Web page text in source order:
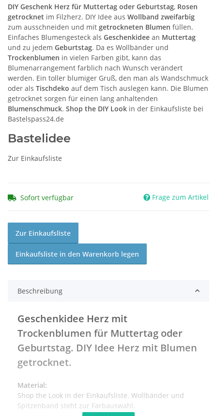
DIY Geschenk Herz für Muttertag oder Geburtstag, Rosen
getrocknet im Filzherz. DIY Idee aus Wollband zweifarbig
zum ausschneiden und mit getrockneten Blumen füllen.
Einfaches Blumengesteck als Geschenkidee an Muttertag
und zu jedem Geburtstag. Da es Wollbänder und
Trockenblumen in vielen Farben gibt, kann das
Blumenarrangement farblich nach Wunsch verändert
werden. Ein toller blumiger Gruß, den man als Wandschmuck
oder als Tischdeko auf dem Tisch auslegen kann. Die Blumen
getrocknet sorgen für einen lang anhaltenden
Blumenschmuck. Shop the DIY Look in der Einkaufsliste bei
Bastelspass24.de
Bastelidee
Zur Einkaufsliste
Sofort verfügbar Frage zum Artikel
Zur Einkaufsliste
Einkaufsliste in den Warenkorb legen
Beschreibung
Geschenkidee Herz mit
Trockenblumen für Muttertag oder
Geburtstag. DIY Idee Herz mit Blumen
getrocknet.
Material:
Shop the Look in der Einkaufsliste. Wollbänder und
Spitzenband steht zur Farbauswahl.